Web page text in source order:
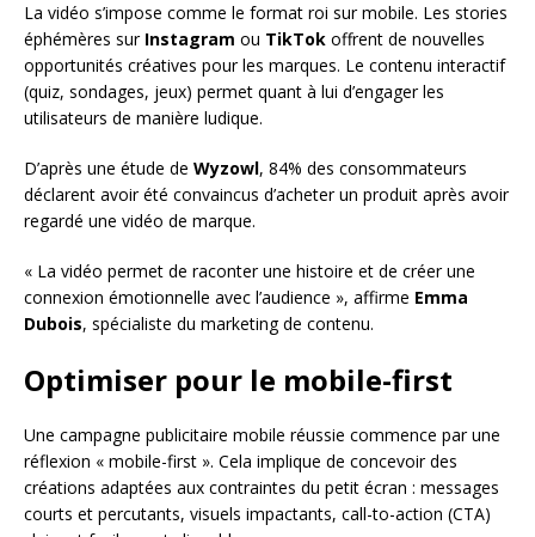
La vidéo s’impose comme le format roi sur mobile. Les stories
éphémères sur Instagram ou TikTok offrent de nouvelles
opportunités créatives pour les marques. Le contenu interactif
(quiz, sondages, jeux) permet quant à lui d’engager les
utilisateurs de manière ludique.
D’après une étude de Wyzowl, 84% des consommateurs
déclarent avoir été convaincus d’acheter un produit après avoir
regardé une vidéo de marque.
« La vidéo permet de raconter une histoire et de créer une
connexion émotionnelle avec l’audience », affirme Emma
Dubois, spécialiste du marketing de contenu.
Optimiser pour le mobile-first
Une campagne publicitaire mobile réussie commence par une
réflexion « mobile-first ». Cela implique de concevoir des
créations adaptées aux contraintes du petit écran : messages
courts et percutants, visuels impactants, call-to-action (CTA)